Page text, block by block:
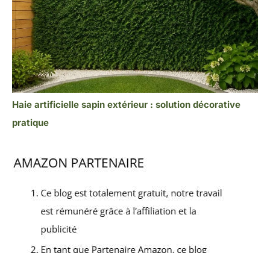
Haie artificielle sapin extérieur : solution décorative
pratique